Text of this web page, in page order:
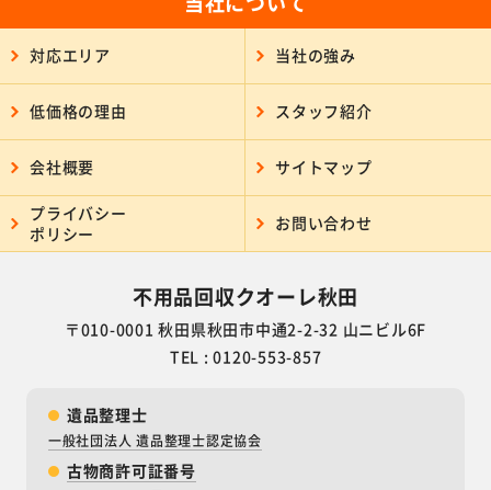
対応エリア 当社の強み
低価格の理由 スタッフ紹介
会社概要 サイトマップ
プライバシー
ポリシー
お問い合わせ
不用品回収クオーレ秋田
〒010-0001 秋田県秋田市中通2-2-32 山ニビル6F
TEL : 0120-553-857
遺品整理士
一般社団法人 遺品整理士認定協会
古物商許可証番号